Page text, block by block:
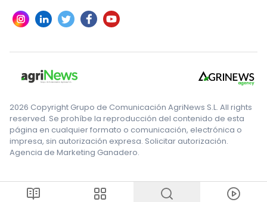
2026 Copyright Grupo de Comunicación AgriNews S.L. All rights
reserved. Se prohíbe la reproducción del contenido de esta
página en cualquier formato o comunicación, electrónica o
impresa, sin autorización expresa. Solicitar autorización.
Agencia de Marketing Ganadero.